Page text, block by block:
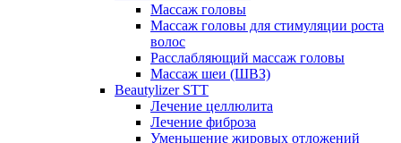
Массаж головы
Массаж головы для стимуляции роста
волос
Расслабляющий массаж головы
Массаж шеи (ШВЗ)
Beautylizer STT
Лечение целлюлита
Лечение фиброза
Уменьшение жировых отложений